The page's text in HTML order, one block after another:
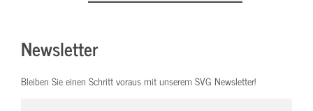
Newsletter
Bleiben Sie einen Schritt voraus mit unserem SVG Newsletter!